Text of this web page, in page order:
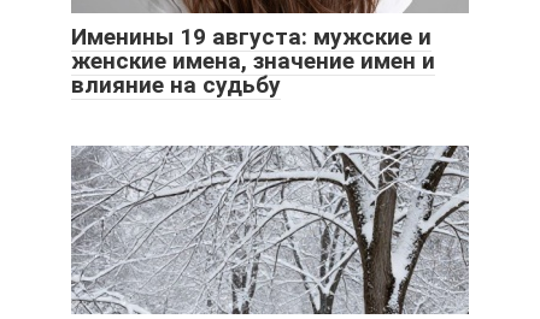
Именины 19 августа: мужские и
женские имена, значение имен и
влияние на судьбу